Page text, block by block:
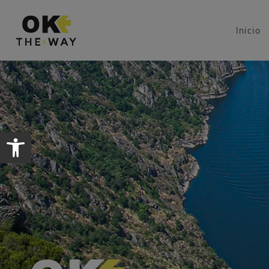
Abrir barra de herramientas
Inicio